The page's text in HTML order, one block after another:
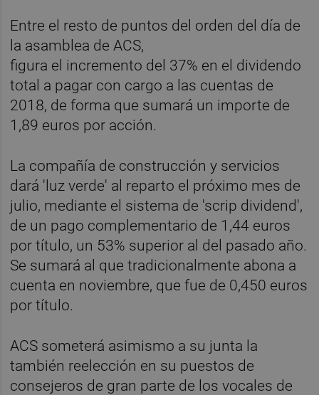
Entre el resto de puntos del orden del día de
la asamblea de ACS,
figura el incremento del 37% en el dividendo
total a pagar con cargo a las cuentas de
2018, de forma que sumará un importe de
1,89 euros por acción.
La compañía de construcción y servicios
dará 'luz verde' al reparto el próximo mes de
julio, mediante el sistema de 'scrip dividend',
de un pago complementario de 1,44 euros
por título, un 53% superior al del pasado año.
Se sumará al que tradicionalmente abona a
cuenta en noviembre, que fue de 0,450 euros
por título.
ACS someterá asimismo a su junta la
también reelección en su puestos de
consejeros de gran parte de los vocales de